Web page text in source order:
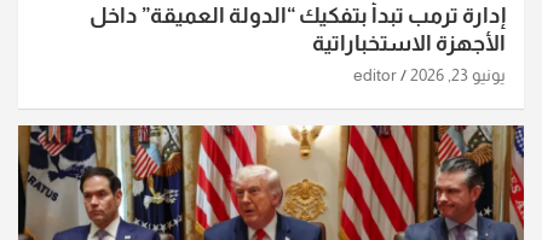
إدارة ترمب تبدأ بتفكيك “الدولة العميقة” داخل
الأجهزة الاستخباراتية
يونيو 23, 2026 editor